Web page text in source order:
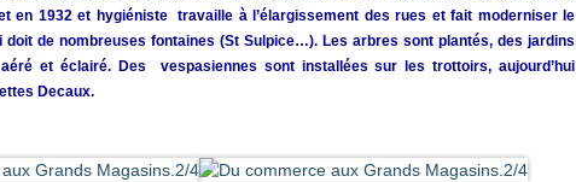
en 1932 et hygiéniste travaille à l’élargissement des rues et fait moderniser le
doit de nombreuses fontaines (St Sulpice…). Les arbres sont plantés, des jardins
et éclairé. Des vespasiennes sont installées sur les trottoirs, aujourd’hui
Decaux.